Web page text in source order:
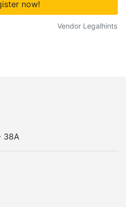
now!
Vendor Legalhints
38A